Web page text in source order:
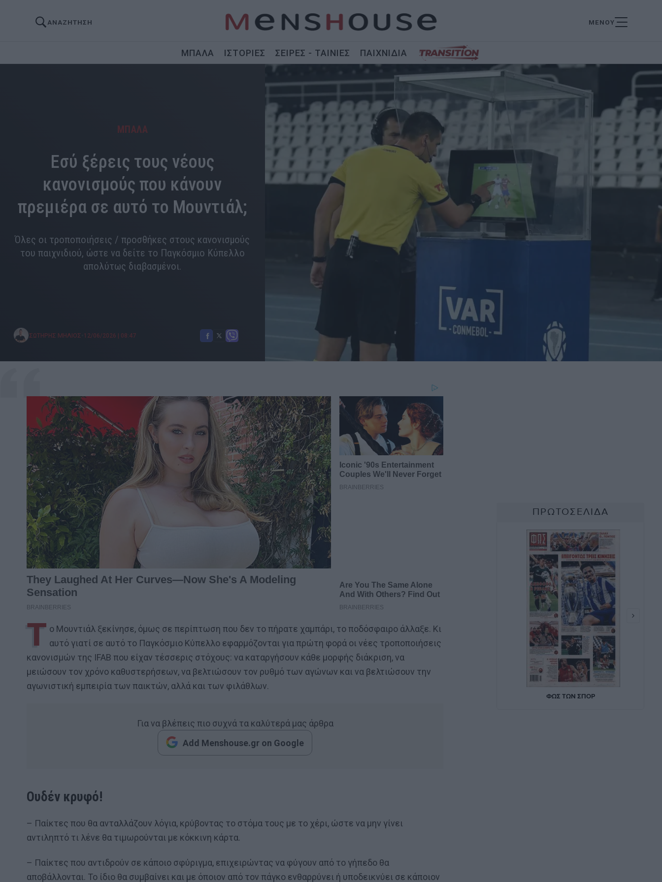
ΑΝΑΖΗΤΗΣΗ ΜΕΝΟΥ
ΜΠΑΛΑ ΙΣΤΟΡΙΕΣ ΣΕΙΡΕΣ - ΤΑΙΝΙΕΣ ΠΑΙΧΝΙΔΙΑ
ΜΠΑΛΑ
Εσύ ξέρεις τους νέους
κανονισμούς που κάνουν
πρεμιέρα σε αυτό το Μουντιάλ;
Όλες οι τροποποιήσεις / προσθήκες στους κανονισμούς
του παιχνιδιού, ώστε να δείτε το Παγκόσμιο Κύπελλο
απολύτως διαβασμένοι.
ΣΩΤΗΡΗΣ ΜΗΛΙΟΣ 12/06/2026 | 08:47
Τ ο Μουντιάλ ξεκίνησε, όμως σε περίπτωση που δεν το πήρατε χαμπάρι, το ποδόσφαιρο άλλαξε. Κι
αυτό γιατί σε αυτό το Παγκόσμιο Κύπελλο εφαρμόζονται για πρώτη φορά οι νέες τροποποιήσεις
κανονισμών της IFAΒ που είχαν τέσσερις στόχους: να καταργήσουν κάθε μορφής διάκριση, να
μειώσουν τον χρόνο καθυστερήσεων, να βελτιώσουν τον ρυθμό των αγώνων και να βελτιώσουν την
αγωνιστική εμπειρία των παικτών, αλλά και των φιλάθλων.
Για να βλέπεις πιο συχνά τα καλύτερά μας άρθρα
Add Menshouse.gr on Google
Ουδέν κρυφό!
– Παίκτες που θα ανταλλάζουν λόγια, κρύβοντας το στόμα τους με το χέρι, ώστε να μην γίνει
αντιληπτό τι λένε θα τιμωρούνται με κόκκινη κάρτα.
– Παίκτες που αντιδρούν σε κάποιο σφύριγμα, επιχειρώντας να φύγουν από το γήπεδο θα
αποβάλλονται. Το ίδιο θα συμβαίνει και με όποιον από τον πάγκο ενθαρρύνει ή υποδεικνύει σε κάποιον